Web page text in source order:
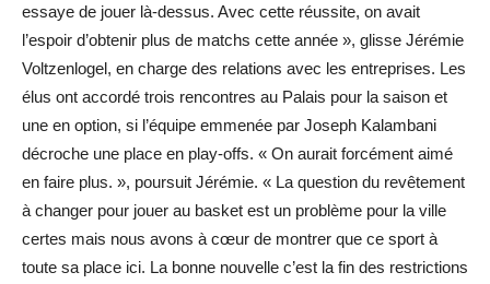
essaye de jouer là-dessus. Avec cette réussite, on avait
l’espoir d’obtenir plus de matchs cette année », glisse Jérémie
Voltzenlogel, en charge des relations avec les entreprises. Les
élus ont accordé trois rencontres au Palais pour la saison et
une en option, si l’équipe emmenée par Joseph Kalambani
décroche une place en play-offs. « On aurait forcément aimé
en faire plus. », poursuit Jérémie. « La question du revêtement
à changer pour jouer au basket est un problème pour la ville
certes mais nous avons à cœur de montrer que ce sport à
toute sa place ici. La bonne nouvelle c’est la fin des restrictions